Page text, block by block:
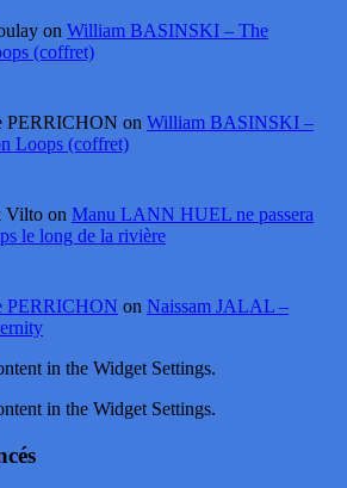
on William BASINSKI – The
(coffret)
PERRICHON on William BASINSKI –
Loops (coffret)
Vilto on Manu LANN HUEL ne passera
le long de la rivière
PERRICHON on Naissam JALAL –
in the Widget Settings.
in the Widget Settings.